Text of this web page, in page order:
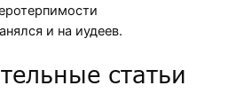
и на иудеев.
статьи